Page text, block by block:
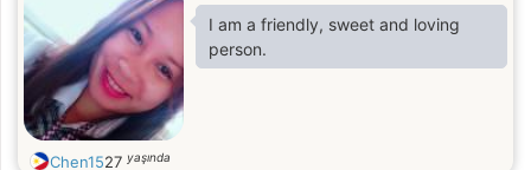
I am a friendly, sweet and loving
person.
Chen1527 yaşında